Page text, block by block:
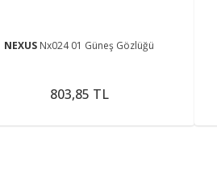
NEXUS Nx024 01 Güneş Gözlüğü
803,85 TL